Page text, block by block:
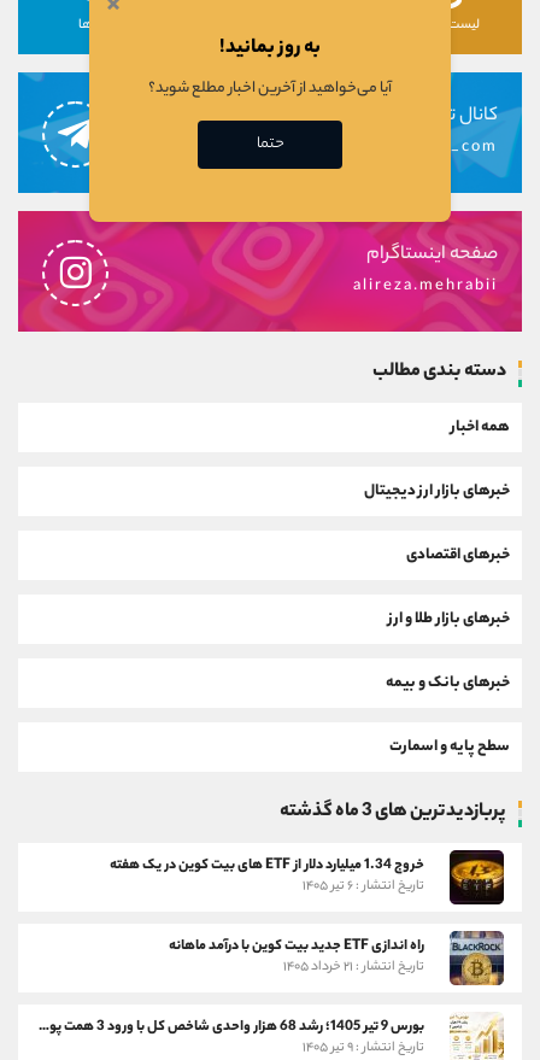
لیست رمزارزها دوره ها
کانال تلگرام
alirezamehrabi_com
صفحه اینستاگرام
alireza.mehrabii
دسته بندی مطالب
همه اخبار
خبرهای بازار ارز دیجیتال
خبرهای اقتصادی
خبرهای بازار طلا و ارز
خبرهای بانک و بیمه
سطح پایه و اسمارت
پربازدیدترین های 3 ماه گذشته
خروج 1.34 میلیارد دلار از ETF های بیت کوین در یک هفته
تاریخ انتشار : ۶ تیر ۱۴۰۵
راه اندازی ETF جدید بیت کوین با درآمد ماهانه
تاریخ انتشار : ۲۱ خرداد ۱۴۰۵
بورس 9 تیر 1405؛ رشد 68 هزار واحدی شاخص کل با ورود 3 همت پول حقیقی
تاریخ انتشار : ۹ تیر ۱۴۰۵
به روز بمانید!
آیا می‌خواهید از آخرین اخبار مطلع شوید؟
حتما